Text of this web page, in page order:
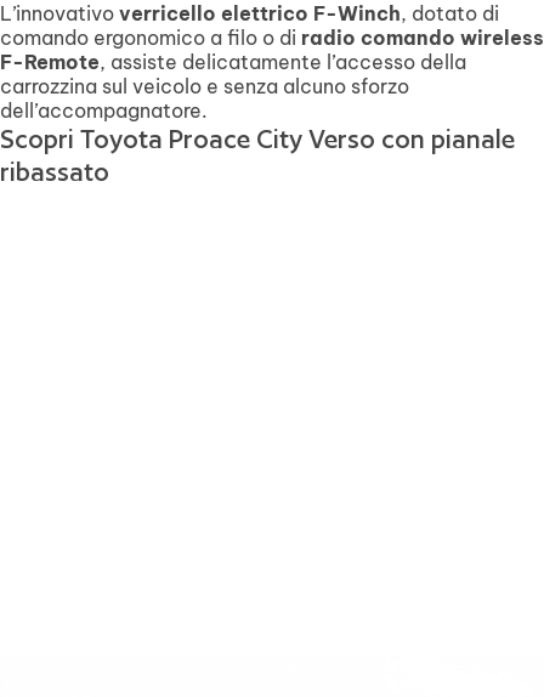
L’innovativo verricello elettrico F-Winch, dotato di
comando ergonomico a filo o di radio comando wireless
F-Remote, assiste delicatamente l’accesso della
carrozzina sul veicolo e senza alcuno sforzo
dell’accompagnatore.
Scopri Toyota Proace City Verso con pianale
ribassato